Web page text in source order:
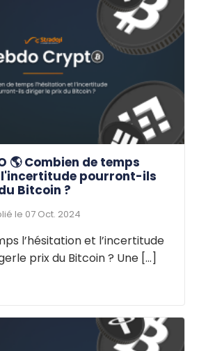
🌎 Combien de temps
pourront-ils
Bitcoin ?
le 07 Oct. 2024
l’hésitation et l’incertitude
prix du Bitcoin ? Une [...]